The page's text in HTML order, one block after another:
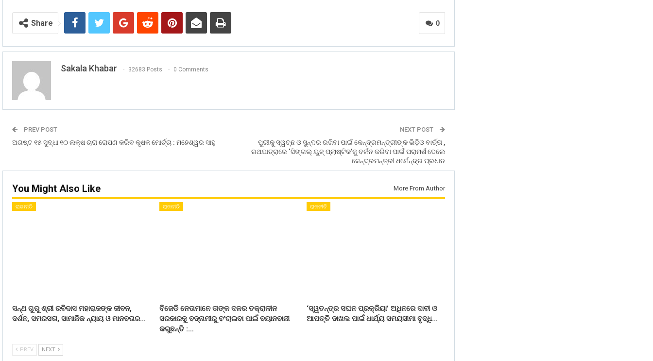
0
Share
Sakala Khabar 32683 Posts 0 Comments
PREV POST
ଅଗଷ୍ଟ ୧୫ ସୁଦ୍ଧା ୧୦ ଲକ୍ଷ ଚାରା ରୋପଣ କରିବ କୃଷକ ମୋର୍ଚ୍ଚା : ମହେଶ୍ୱର ସାହୁ
NEXT POST
ପୁରୀକୁ ସ୍ୱଚ୍ଛ ଓ ସୁନ୍ଦର ରଖିବା ପାଇଁ କେନ୍ଦ୍ରମନ୍ତ୍ରୀଙ୍କ ଭିଡ଼ିଓ ବାର୍ତ୍ତା ,
ରଥଯାତ୍ରାରେ ‘ସିଙ୍ଗଲ୍ ୟୁଜ୍ ପ୍ଲାଷ୍ଟିକ’କୁ ବର୍ଜନ କରିବା ପାଇଁ ପରାମର୍ଶ ଦେଲେ
କେନ୍ଦ୍ରମନ୍ତ୍ରୀ ଧର୍ମେନ୍ଦ୍ର ପ୍ରଧାନ
You Might Also Like More From Author
ରାଜନୀତି
ସନ୍ଥ ଗୁରୁ ଶ୍ରୀ ରବିଦାସ ମହାରାଜଙ୍କ ଜୀବନ,
ଦର୍ଶନ, ସମରସତା, ସାମାଜିକ ନ୍ୟାୟ ଓ ମାନବତାର…
ରାଜନୀତି
ବିଜେଡି ନେତାମାନେ ତାଙ୍କ ଦଳର ତକ୍ରାଳୀନ
ସରକାରକୁ ବଦ୍ନାମୀରୁ ବଂଚାଇବା ପାଇଁ ବୟାନବାଜୀ
କରୁଛନ୍ତି :…
ରାଜନୀତି
‘ସ୍ୱତନ୍ତ୍ର ସଘନ ପ୍ରକ୍ରିୟା’ ଅଧିନରେ ଦାବୀ ଓ
ଆପତ୍ତି ଦାଖଲ ପାଇଁ ଧାର୍ଯ୍ୟ ସମୟସୀମା ବୃଦ୍ଧି…
PREV NEXT